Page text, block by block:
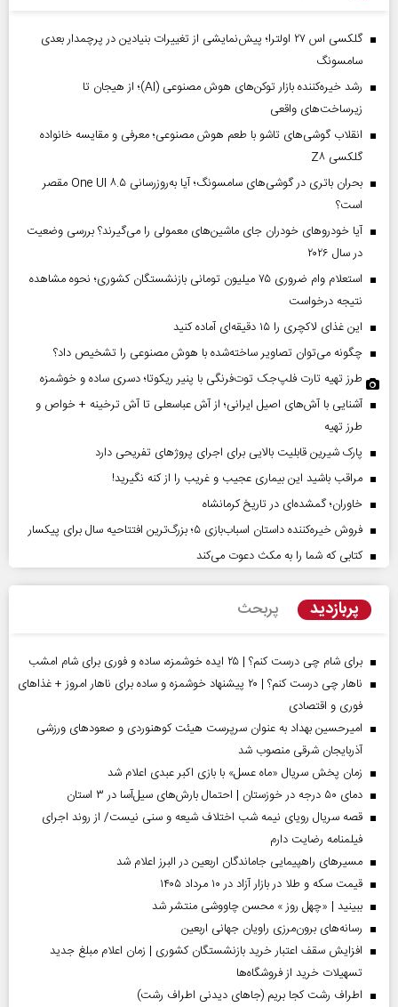
گلکسی اس ۲۷ اولترا؛ پیش‌نمایشی از تغییرات بنیادین در پرچمدار بعدی
سامسونگ
رشد خیره‌کننده بازار توکن‌های هوش مصنوعی (AI)؛ از هیجان تا
زیرساخت‌های واقعی
انقلاب گوشی‌های تاشو‌ با طعم هوش مصنوعی؛ معرفی و مقایسه خانواده
گلکسی Z۸
بحران باتری در گوشی‌های سامسونگ؛ آیا به‌روزرسانی One UI ۸.۵ مقصر
است؟
آیا خودروهای خودران جای ماشین‌های معمولی را می‌گیرند؟ بررسی وضعیت
در سال ۲۰۲۶
استعلام وام ضروری ۷۵ میلیون تومانی بازنشستگان کشوری؛ نحوه مشاهده
نتیجه درخواست
این غذای لاکچری را ۱۵ دقیقه‌ای آماده کنید
چگونه می‌توان تصاویر ساخته‌شده با هوش مصنوعی را تشخیص داد؟
طرز تهیه تارت فلپ‌جک توت‌فرنگی با پنیر ریکوتا؛ دسری ساده و خوشمزه
آشنایی با آش‌های اصیل ایرانی؛ از آش عباسعلی تا آش ترخینه + خواص و
طرز تهیه
پارک شیرین قابلیت‌ بالایی برای اجرای پروژهای تفریحی دارد
مراقب باشید این بیماری عجیب و غریب را از کنه نگیرید!
خاوران؛ گمشده‌ای در تاریخ کرمانشاه
فروش خیره‌کننده داستان اسباب‌بازی ۵؛ بزرگ‌ترین افتتاحیه سال برای پیکسار
کتابی که شما را به مکث دعوت می‌کند
پربازدید پربحث
برای شام چی درست کنم؟ | ۲۵ ایده خوشمزه، ساده و فوری برای شام امشب
ناهار چی درست کنم؟ | ۲۰ پیشنهاد خوشمزه و ساده برای ناهار امروز + غذاهای
فوری و اقتصادی
امیرحسین بهداد به عنوان سرپرست هیئت کوهنوردی و صعودهای ورزشی
آذربایجان شرقی منصوب شد
زمان پخش سریال «ماه عسل» با بازی اکبر عبدی اعلام شد
دمای ۵۰ درجه در خوزستان | احتمال بارش‌های سیل‌آسا در ۳ استان
قصه سریال رویای نیمه شب اختلاف شیعه و سنی نیست/ از روند اجرای
فیلمنامه رضایت دارم
مسیر‌های راهپیمایی جاماندگان اربعین در البرز اعلام شد
قیمت سکه و طلا در بازار آزاد در ۱۰ مرداد ۱۴۰۵
ببینید | «چهل روز » محسن چاووشی منتشر شد
رسانه‌های برون‌مرزی راویان جهانی اربعین
افزایش سقف اعتبار خرید بازنشستگان کشوری | زمان اعلام مبلغ جدید
تسهیلات خرید از فروشگاه‌ها
اطراف رشت کجا بریم (جاهای دیدنی اطراف رشت)